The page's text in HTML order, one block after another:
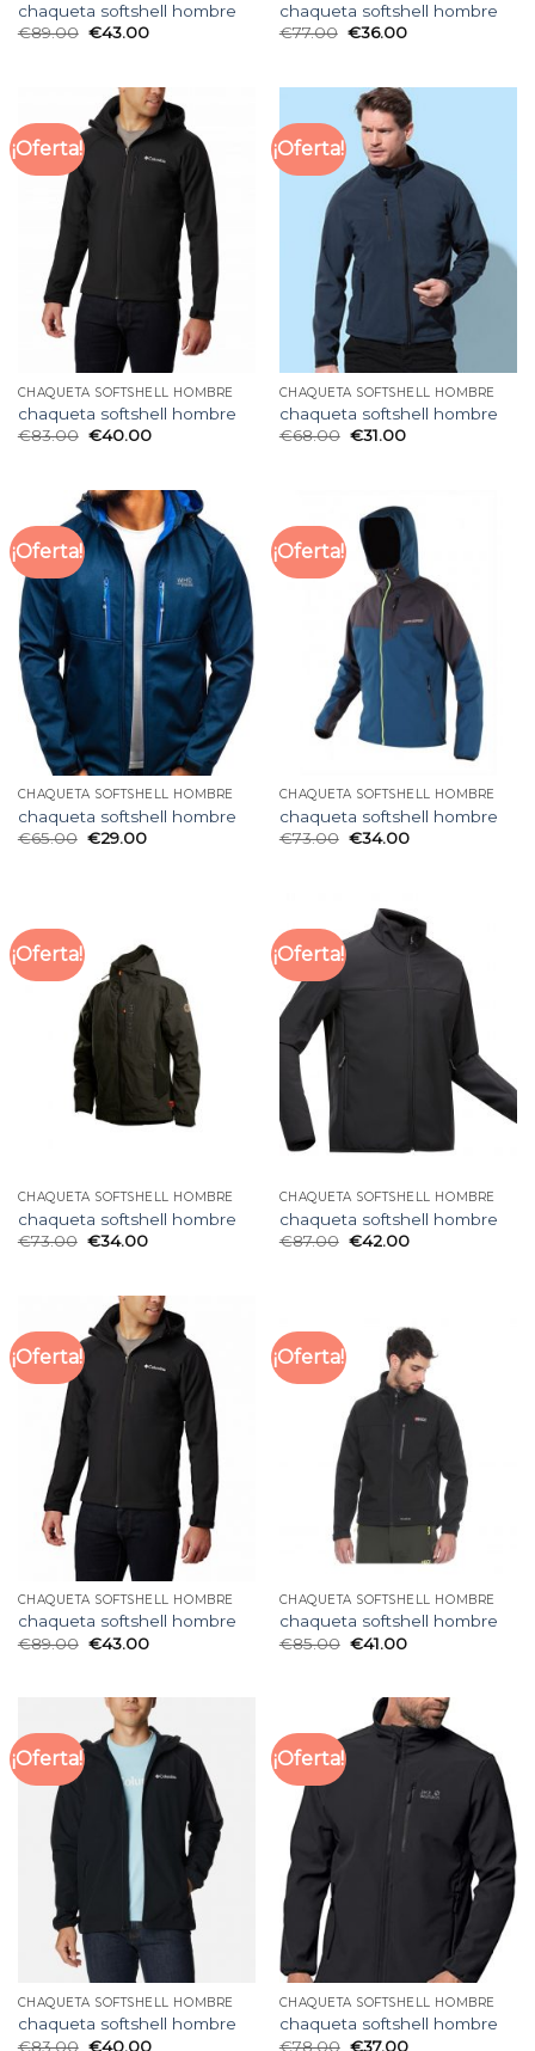
chaqueta softshell hombre
€89.00 €43.00
chaqueta softshell hombre
€77.00 €36.00
¡Oferta!
CHAQUETA SOFTSHELL HOMBRE
chaqueta softshell hombre
€83.00 €40.00
¡Oferta!
CHAQUETA SOFTSHELL HOMBRE
chaqueta softshell hombre
€68.00 €31.00
¡Oferta!
CHAQUETA SOFTSHELL HOMBRE
chaqueta softshell hombre
€65.00 €29.00
¡Oferta!
CHAQUETA SOFTSHELL HOMBRE
chaqueta softshell hombre
€73.00 €34.00
¡Oferta!
CHAQUETA SOFTSHELL HOMBRE
chaqueta softshell hombre
€73.00 €34.00
¡Oferta!
CHAQUETA SOFTSHELL HOMBRE
chaqueta softshell hombre
€87.00 €42.00
¡Oferta!
CHAQUETA SOFTSHELL HOMBRE
chaqueta softshell hombre
€89.00 €43.00
¡Oferta!
CHAQUETA SOFTSHELL HOMBRE
chaqueta softshell hombre
€85.00 €41.00
¡Oferta!
CHAQUETA SOFTSHELL HOMBRE
chaqueta softshell hombre
€83.00 €40.00
¡Oferta!
CHAQUETA SOFTSHELL HOMBRE
chaqueta softshell hombre
€78.00 €37.00